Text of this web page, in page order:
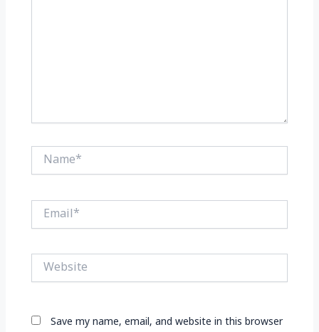
Name*
Email*
Website
Save my name, email, and website in this browser